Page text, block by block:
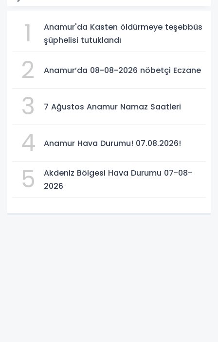
1
Anamur'da Kasten öldürmeye teşebbüs
şüphelisi tutuklandı
2 Anamur’da 08-08-2026 nöbetçi Eczane
3 7 Ağustos Anamur Namaz Saatleri
4 Anamur Hava Durumu! 07.08.2026!
5
Akdeniz Bölgesi Hava Durumu 07-08-
2026